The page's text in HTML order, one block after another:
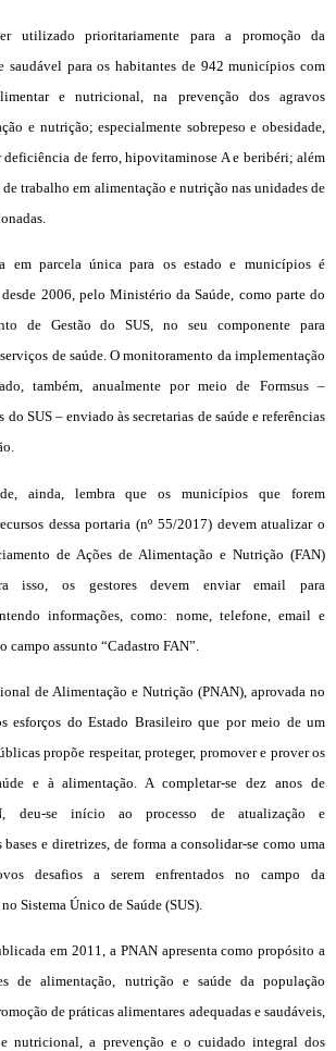
utilizado prioritariamente para a promoção da
saudável para os habitantes de 942 municípios com
e nutricional, na prevenção dos agravos
e nutrição; especialmente sobrepeso e obesidade,
deficiência de ferro, hipovitaminose A e beribéri; além
trabalho em alimentação e nutrição nas unidades de
em parcela única para os estado e municípios é
2006, pelo Ministério da Saúde, como parte do
de Gestão do SUS, no seu componente para
de saúde. O monitoramento da implementação
também, anualmente por meio de Formsus –
do SUS – enviado às secretarias de saúde e referências
ainda, lembra que os municípios que forem
dessa portaria (nº 55/2017) devem atualizar o
de Ações de Alimentação e Nutrição (FAN)
isso, os gestores devem enviar email para
informações, como: nome, telefone, email e
assunto “Cadastro FAN”.
de Alimentação e Nutrição (PNAN), aprovada no
esforços do Estado Brasileiro que por meio de um
propõe respeitar, proteger, promover e prover os
e à alimentação. A completar-se dez anos de
deu-se início ao processo de atualização e
bases e diretrizes, de forma a consolidar-se como uma
desafios a serem enfrentados no campo da
Sistema Único de Saúde (SUS).
em 2011, a PNAN apresenta como propósito a
de alimentação, nutrição e saúde da população
de práticas alimentares adequadas e saudáveis,
nutricional, a prevenção e o cuidado integral dos